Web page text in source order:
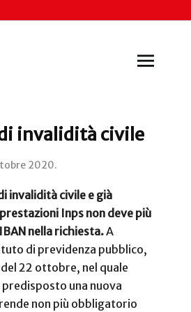
invalidità civile
2020.
invalidità civile e già
Inps non deve più
nella richiesta.A
di previdenza pubblico,
22 ottobre, nel quale
una nuova
non più obbligatorio